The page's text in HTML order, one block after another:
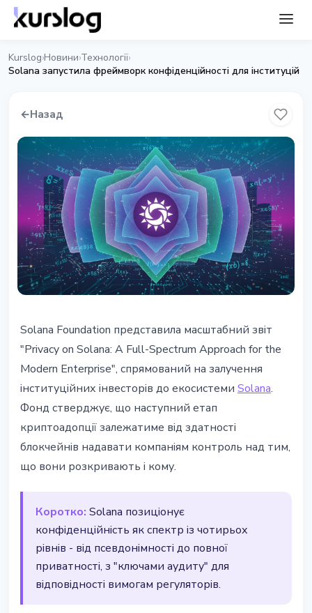
Kurslog›Новини›Технології›
Solana запустила фреймворк конфіденційності для інституцій
←Назад
Solana запустила фреймворк
конфіденційності для
інституційних інвесторів
24 березня 2026 р.3 хв читання
Наталія Дорофєєва
Solana Foundation представила масштабний звіт
"Privacy on Solana: A Full-Spectrum Approach for the
Modern Enterprise", спрямований на залучення
інституційних інвесторів до екосистеми Solana.
Фонд стверджує, що наступний етап
криптоадопції залежатиме від здатності
блокчейнів надавати компаніям контроль над тим,
що вони розкривають і кому.
Коротко: Solana позиціонує
конфіденційність як спектр із чотирьох
рівнів - від псевдонімності до повної
приватності, з "ключами аудиту" для
відповідності вимогам регуляторів.